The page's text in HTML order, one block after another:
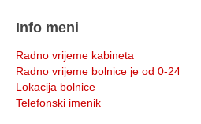
Info meni
Radno vrijeme kabineta
Radno vrijeme bolnice je od 0-24
Lokacija bolnice
Telefonski imenik